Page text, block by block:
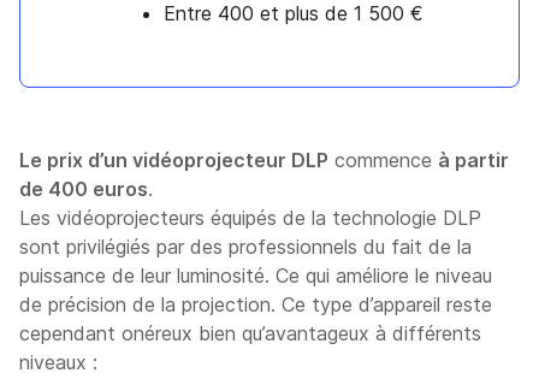
Entre 400 et plus de 1 500 €
Le prix d’un vidéoprojecteur DLP commence à partir
de 400 euros.
Les vidéoprojecteurs équipés de la technologie DLP
sont privilégiés par des professionnels du fait de la
puissance de leur luminosité. Ce qui améliore le niveau
de précision de la projection. Ce type d’appareil reste
cependant onéreux bien qu’avantageux à différents
niveaux :